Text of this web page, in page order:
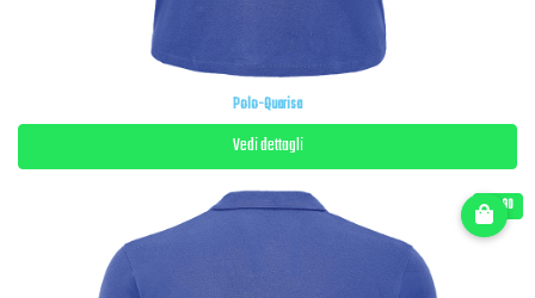
Polo-Quarisa
Vedi dettagli
€ 27.90